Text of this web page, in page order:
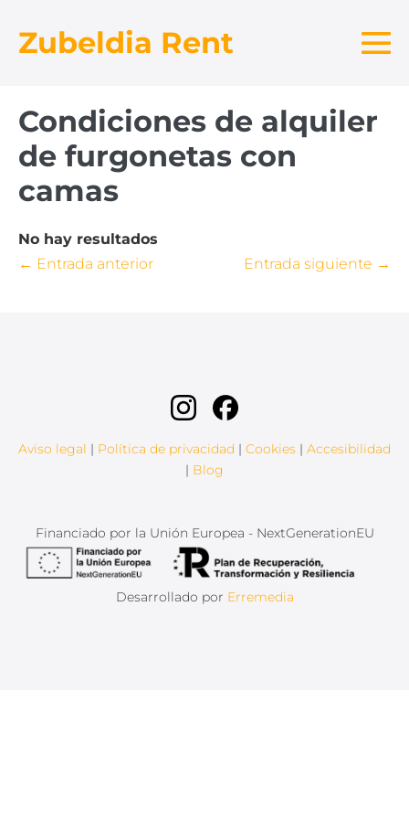
Zubeldia Rent
Condiciones de alquiler
de furgonetas con
camas
No hay resultados
Navegación
← Entrada anterior Entrada siguiente →
Aviso legal | Política de privacidad | Cookies | Accesibilidad
| Blog
Financiado por la Unión Europea - NextGenerationEU
Desarrollado por Erremedia